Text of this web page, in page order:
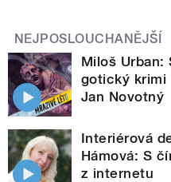
NEJPOSLOUCHANĚJŠÍ
Miloš Urban:
gotický krimi
Jan Novotný
Interiérová
Hámová: S
z internetu